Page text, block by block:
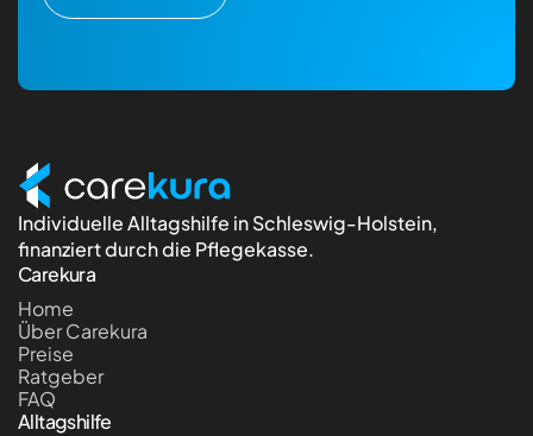
Individuelle Alltagshilfe in Schleswig-Holstein,
finanziert durch die Pflegekasse.
Carekura
Home
Über Carekura
Preise
Ratgeber
FAQ
Alltagshilfe